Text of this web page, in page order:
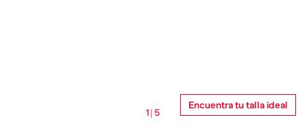
1| 5
Encuentra tu talla ideal